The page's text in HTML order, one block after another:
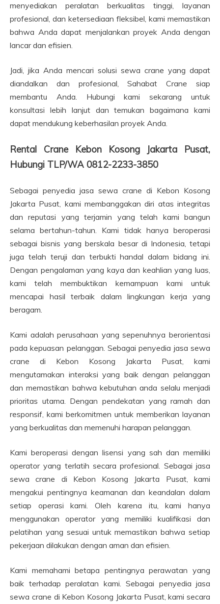
menyediakan peralatan berkualitas tinggi, layanan
profesional, dan ketersediaan fleksibel, kami memastikan
bahwa Anda dapat menjalankan proyek Anda dengan
lancar dan efisien.
Jadi, jika Anda mencari solusi sewa crane yang dapat
diandalkan dan profesional, Sahabat Crane siap
membantu Anda. Hubungi kami sekarang untuk
konsultasi lebih lanjut dan temukan bagaimana kami
dapat mendukung keberhasilan proyek Anda.
Rental Crane Kebon Kosong Jakarta Pusat,
Hubungi TLP/WA 0812-2233-3850
Sebagai penyedia jasa sewa crane di Kebon Kosong
Jakarta Pusat, kami membanggakan diri atas integritas
dan reputasi yang terjamin yang telah kami bangun
selama bertahun-tahun. Kami tidak hanya beroperasi
sebagai bisnis yang berskala besar di Indonesia, tetapi
juga telah teruji dan terbukti handal dalam bidang ini.
Dengan pengalaman yang kaya dan keahlian yang luas,
kami telah membuktikan kemampuan kami untuk
mencapai hasil terbaik dalam lingkungan kerja yang
beragam.
Kami adalah perusahaan yang sepenuhnya berorientasi
pada kepuasan pelanggan. Sebagai penyedia jasa sewa
crane di Kebon Kosong Jakarta Pusat, kami
mengutamakan interaksi yang baik dengan pelanggan
dan memastikan bahwa kebutuhan anda selalu menjadi
prioritas utama. Dengan pendekatan yang ramah dan
responsif, kami berkomitmen untuk memberikan layanan
yang berkualitas dan memenuhi harapan pelanggan.
Kami beroperasi dengan lisensi yang sah dan memiliki
operator yang terlatih secara profesional. Sebagai jasa
sewa crane di Kebon Kosong Jakarta Pusat, kami
mengakui pentingnya keamanan dan keandalan dalam
setiap operasi kami. Oleh karena itu, kami hanya
menggunakan operator yang memiliki kualifikasi dan
pelatihan yang sesuai untuk memastikan bahwa setiap
pekerjaan dilakukan dengan aman dan efisien.
Kami memahami betapa pentingnya perawatan yang
baik terhadap peralatan kami. Sebagai penyedia jasa
sewa crane di Kebon Kosong Jakarta Pusat, kami secara